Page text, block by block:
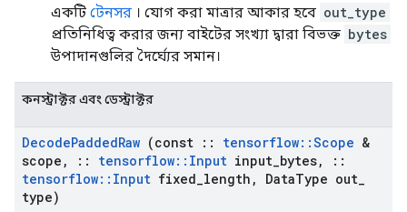
একটি টেনসর । যোগ করা মাত্রার আকার হবে out_type
প্রতিনিধিত্ব করার জন্য বাইটের সংখ্যা দ্বারা বিভক্ত bytes
উপাদানগুলির দৈর্ঘ্যের সমান।
কনস্ট্রাক্টর এবং ডেস্ট্রাক্টর
DecodePaddedRaw (const :: tensorflow::Scope &
scope , :: tensorflow:: Input input bytes,
::
tensorflow:: Input fixed length , DataType out
type)